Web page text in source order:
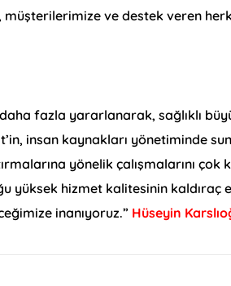
müşterilerimize ve destek veren
fazla yararlanarak, sağlıklı
insan kaynakları yönetiminde
yönelik çalışmalarını çok
yüksek hizmet kalitesinin kaldıraç
inanıyoruz.” Hüseyin